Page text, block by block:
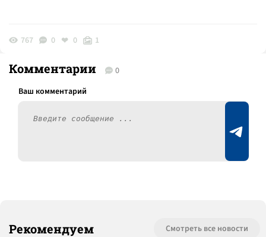
767 0 0 1
Комментарии 0
Рекомендуем Смотреть все новости